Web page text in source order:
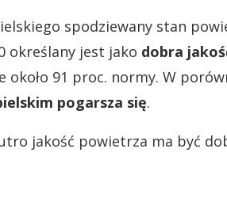
spodziewany stan
określany jest jako dobra
około 91 proc. normy. W
pogarsza się.
jakość powietrza ma być